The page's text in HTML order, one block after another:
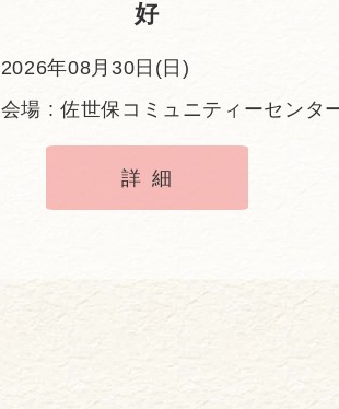
好
2026年08月30日(日)
会場 : 佐世保コミュニティーセンタ
詳細